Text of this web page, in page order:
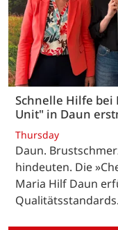
Schnelle Hilfe bei
Unit" in Daun
Thursday
Daun.
hindeuten. Die
Maria Hilf Daun
Qualitätsstandards.